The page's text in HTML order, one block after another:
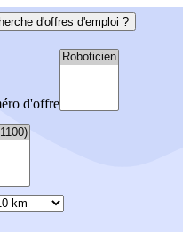
d'offres d'emploi ?
d'offre